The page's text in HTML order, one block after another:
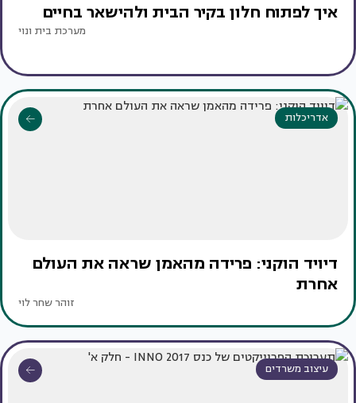
איך לפתוח חלון בקיר הבית ולהישאר בחיים
מערכת בית ונוי
אדריכלות
דיויד הוקני: פרידה מהאמן שראה את העולם
אחרת
זוהר שחר לוי
עיצוב משרדים